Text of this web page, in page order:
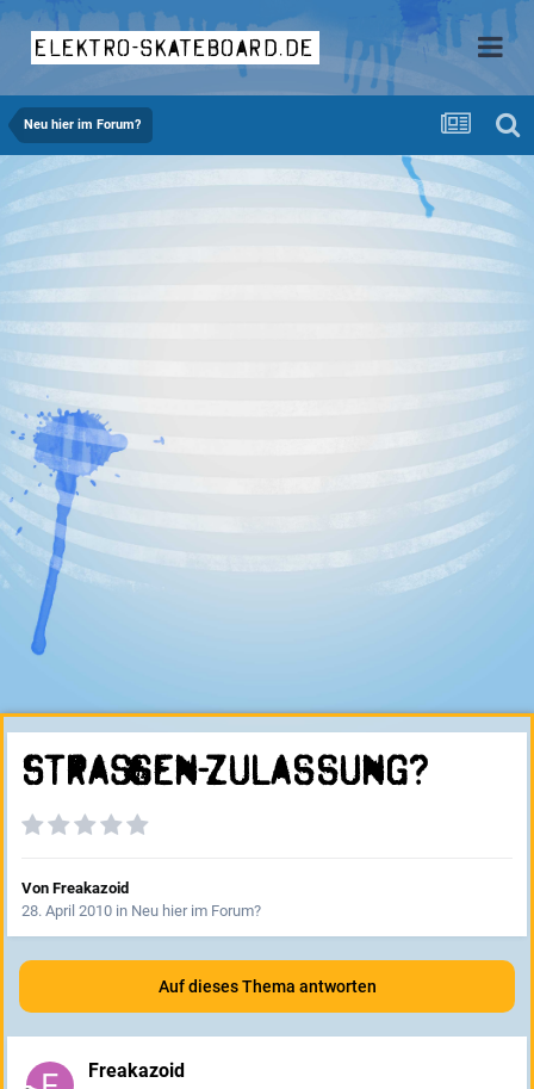
elektro-skateboard.de
Neu hier im Forum?
Straßen-Zulassung?
Von Freakazoid
28. April 2010 in Neu hier im Forum?
Auf dieses Thema antworten
Freakazoid